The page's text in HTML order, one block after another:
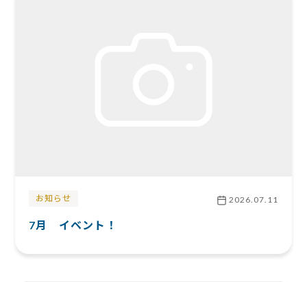
お知らせ 2026.07.11
7月 イベント！